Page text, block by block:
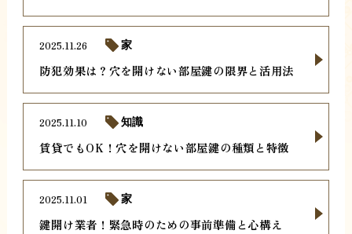
防犯効果は？穴を開けない部屋鍵の限界と活用法
2025.11.26 家
賃貸でもOK！穴を開けない部屋鍵の種類と特徴
2025.11.10 知識
鍵開け業者！緊急時のための事前準備と心構え
2025.11.01 家